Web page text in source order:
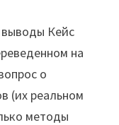
Кейс
на
о
(их реальном
методы